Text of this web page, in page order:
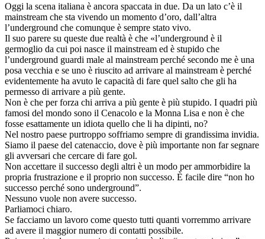
Oggi la scena italiana è ancora spaccata in due. Da un lato c’è il
mainstream che sta vivendo un momento d’oro, dall’altra
l’underground che comunque è sempre stato vivo.
Il suo parere su queste due realtà è che «l’underground è il
germoglio da cui poi nasce il mainstream ed è stupido che
l’underground guardi male al mainstream perché secondo me è una
posa vecchia e se uno è riuscito ad arrivare al mainstream è perché
evidentemente ha avuto le capacità di fare quel salto che gli ha
permesso di arrivare a più gente.
Non è che per forza chi arriva a più gente è più stupido. I quadri più
famosi del mondo sono il Cenacolo e la Monna Lisa e non è che
fosse esattamente un idiota quello che li ha dipinti, no?
Nel nostro paese purtroppo soffriamo sempre di grandissima invidia.
Siamo il paese del catenaccio, dove è più importante non far segnare
gli avversari che cercare di fare gol.
Non accettare il successo degli altri è un modo per ammorbidire la
propria frustrazione e il proprio non successo. È facile dire “non ho
successo perché sono underground”.
Nessuno vuole non avere successo.
Parliamoci chiaro.
Se facciamo un lavoro come questo tutti quanti vorremmo arrivare
ad avere il maggior numero di contatti possibile.